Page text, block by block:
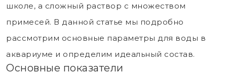
школе, а сложный раствор с множеством
примесей. В данной статье мы подробно
рассмотрим основные параметры для воды в
аквариуме и определим идеальный состав.
Основные показатели